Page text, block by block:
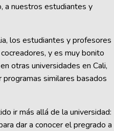
a nuestros estudiantes y
los estudiantes y profesores
y es muy bonito
otras universidades en Cali,
similares basados
ir más allá de la universidad:
dar a conocer el pregrado a